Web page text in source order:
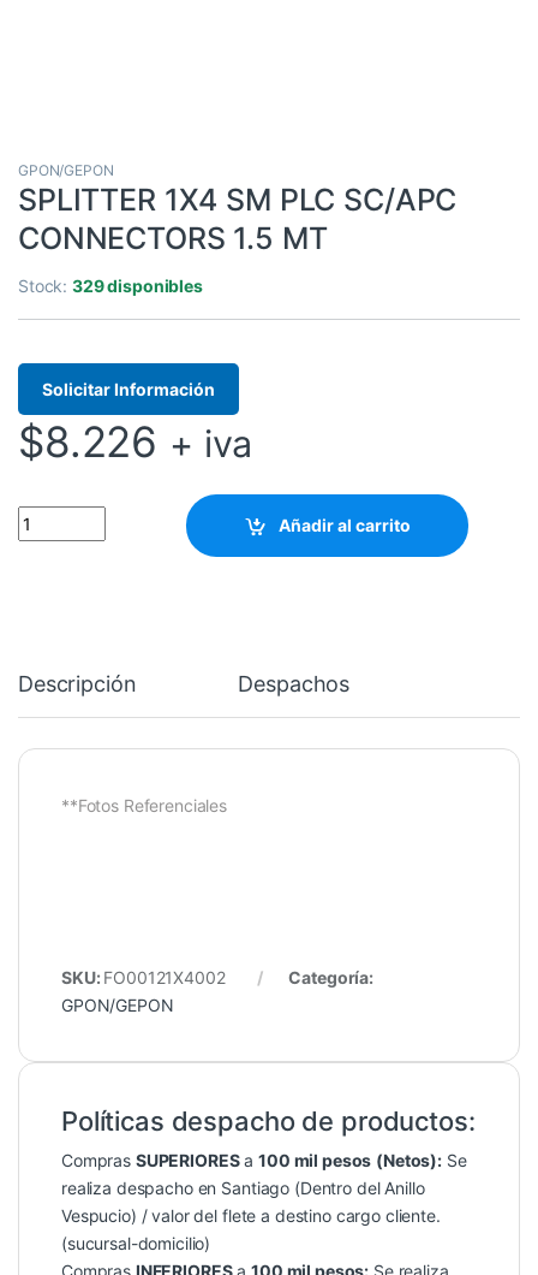
GPON/GEPON
SPLITTER 1X4 SM PLC SC/APC
CONNECTORS 1.5 MT
Stock:329 disponibles
Solicitar Información
$8.226 + iva
SPLITTER 1X4 SM PLC SC/APC CONNECTORS 1.5 MT quantity
Añadir al carrito
Descripción Despachos
**Fotos Referenciales
SKU: FO00121X4002
Categoría:
GPON/GEPON
Políticas despacho de productos:
Compras SUPERIORESa100 mil pesos (Netos): Se
realiza despacho en Santiago (Dentro del Anillo
Vespucio) / valor del flete a destino cargo cliente.
(sucursal-domicilio)
Compras INFERIORESa100 mil pesos: Se realiza